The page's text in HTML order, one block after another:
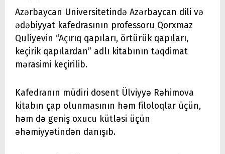
Azərbaycan Universitetində Azərbaycan dili və
ədəbiyyat kafedrasının professoru Qorxmaz
Quliyevin “Açırıq qapıları, örtürük qapıları,
keçirik qapılardan” adlı kitabının təqdimat
mərasimi keçirilib.
Kafedranın müdiri dosent Ülviyyə Rəhimova
kitabın çap olunmasının həm filoloqlar üçün,
həm də geniş oxucu kütləsi üçün
əhəmiyyətindən danışıb.